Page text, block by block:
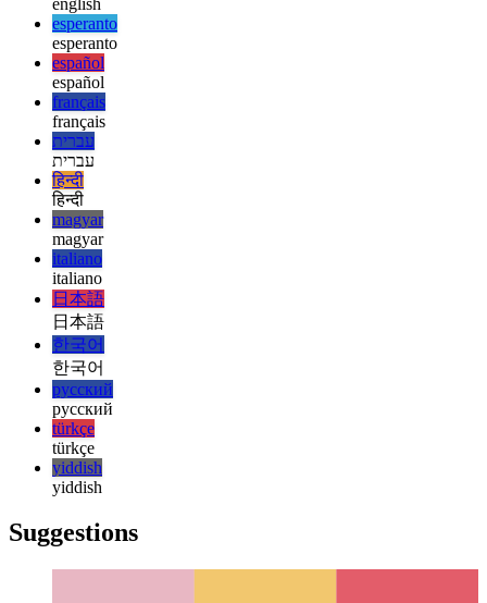
ελληνικά
ελληνικά
english
english
esperanto
esperanto
español
español
français
français
עברית
עברית
हिन्दी
हिन्दी
magyar
magyar
italiano
italiano
日本語
日本語
한국어
한국어
русский
русский
türkçe
yiddish
yiddish